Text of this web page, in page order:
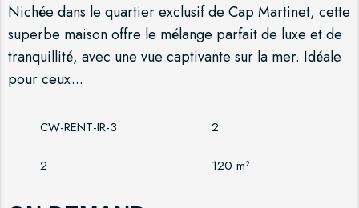
Nichée dans le quartier exclusif de Cap Martinet, cette
superbe maison offre le mélange parfait de luxe et de
tranquillité, avec une vue captivante sur la mer. Idéale
pour ceux...
CW-RENT-IR-3 2
2 120 m²